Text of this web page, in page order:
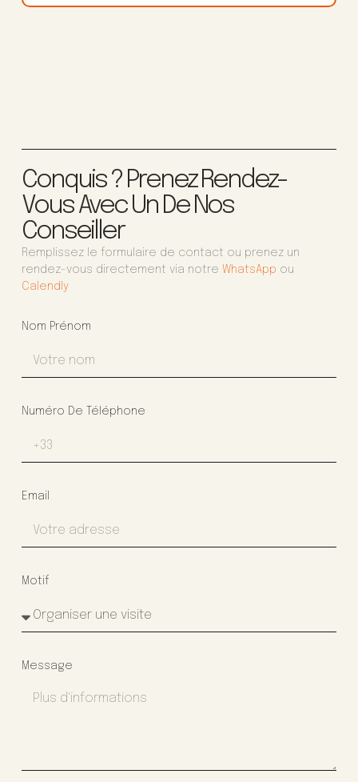
Conquis ? Prenez Rendez-
Vous Avec Un De Nos
Conseiller
Remplissez le formulaire de contact ou prenez un
rendez-vous directement via notre WhatsApp ou
Calendly
Nom Prénom
Numéro De Téléphone
Email
Motif
Message